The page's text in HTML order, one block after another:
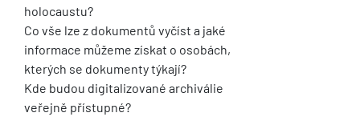
holocaustu?
Co vše lze z dokumentů vyčíst a jaké
informace můžeme získat o osobách,
kterých se dokumenty týkají?
Kde budou digitalizované archiválie
veřejně přístupné?